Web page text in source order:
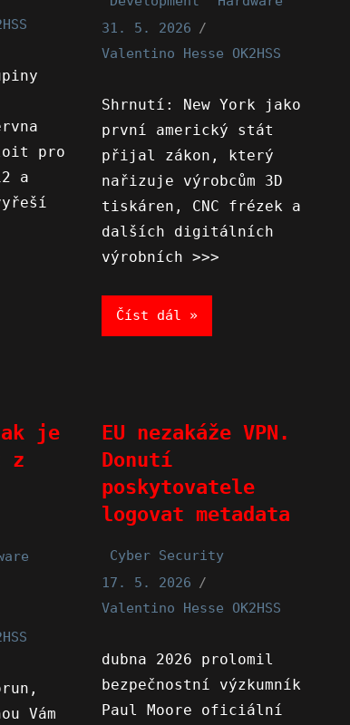
pro
a
31. 5. 2026
Valentino Hesse OK2HSS
Shrnutí: New York jako
první americký stát
přijal zákon, který
nařizuje výrobcům 3D
tiskáren, CNC frézek a
dalších digitálních
výrobních >>>
Číst dál
je
z
Vám
EU nezakáže VPN.
Donutí
poskytovatele
logovat metadata
Cyber Security
17. 5. 2026
Valentino Hesse OK2HSS
dubna 2026 prolomil
bezpečnostní výzkumník
Paul Moore oficiální